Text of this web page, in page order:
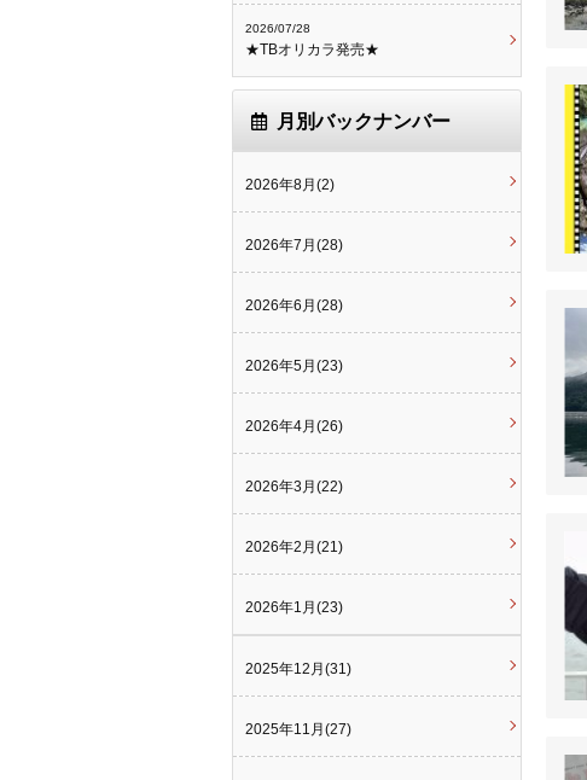
2026/07/28
★TBオリカラ発売★
月別バックナンバー
2026年8月(2)
2026年7月(28)
2026年6月(28)
2026年5月(23)
2026年4月(26)
2026年3月(22)
2026年2月(21)
2026年1月(23)
2025年12月(31)
2025年11月(27)